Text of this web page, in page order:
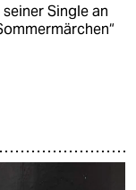
Single an